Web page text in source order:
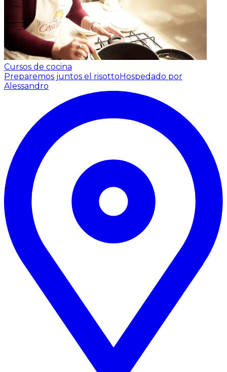
Cursos de cocina
Preparemos juntos el risottoHospedado por
Alessandro